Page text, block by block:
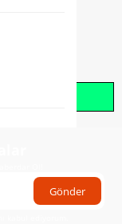
Gönder